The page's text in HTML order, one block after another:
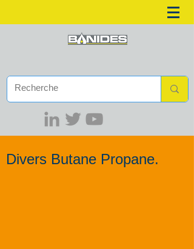
Divers Butane Propane.